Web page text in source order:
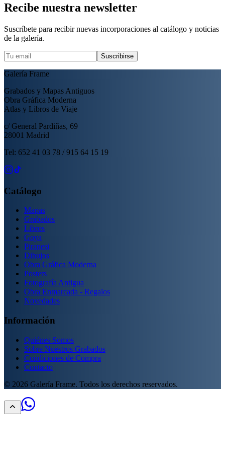
Recibe nuestra newsletter
Suscríbete para recibir nuevas incorporaciones al catálogo y noticias
de la galería.
Suscribirse
Galería Frame
Grabados y Mapas Antiguos
Obra Gráfica Moderna
Atlas y Libros de Viaje
c/ General Pardiñas, 69
28001 Madrid
Tel: 652 41 03 78 / 915 64 15 19
Catálogo
Mapas
Grabados
Libros
Goya
Piranesi
Dibujos
Obra Gráfica Moderna
Posters
Fotografía Antigua
Obra Enmarcada - Regalos
Novedades
Información
Quiénes Somos
Sobre Nuestros Grabados
Condiciones de Compra
Contacto
© 2026 Galería Frame. Todos los derechos reservados.